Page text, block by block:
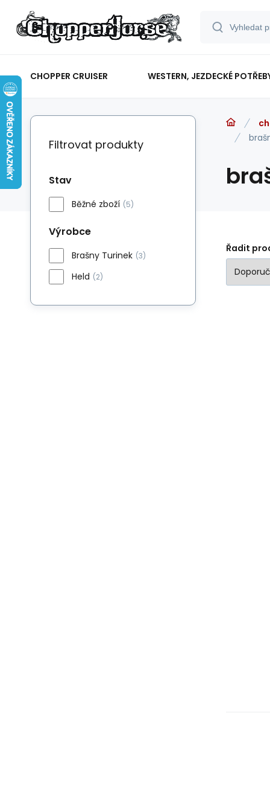
CHOPPER CRUISER WESTERN, JEZDECKÉ
Řadit
Filtrovat produkty
Stav
Běžné zboží (5)
Výrobce
Brašny Turinek (3)
Held (2)